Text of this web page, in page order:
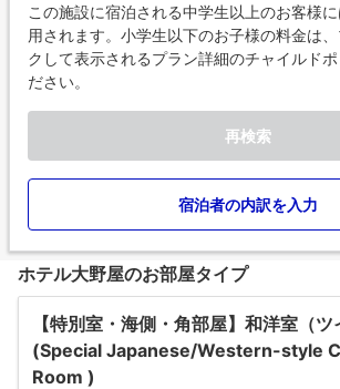
この施設に宿泊される中学生以上のお客様
用されます。小学生以下のお子様の料金は
クして表示されるプラン詳細のチャイルドポ
ださい。
再検索
宿泊者の内訳を入力
ホテル大野屋のお部屋タイプ
【特別室・海側・角部屋】和洋室（ツ
(Special Japanese/Western-style
Room )